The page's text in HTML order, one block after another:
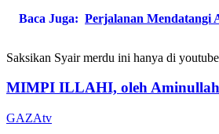
Baca Juga: Perjalanan Mendatangi
Saksikan Syair merdu ini hanya di
MIMPI ILLAHI, oleh Aminullah
GAZAtv